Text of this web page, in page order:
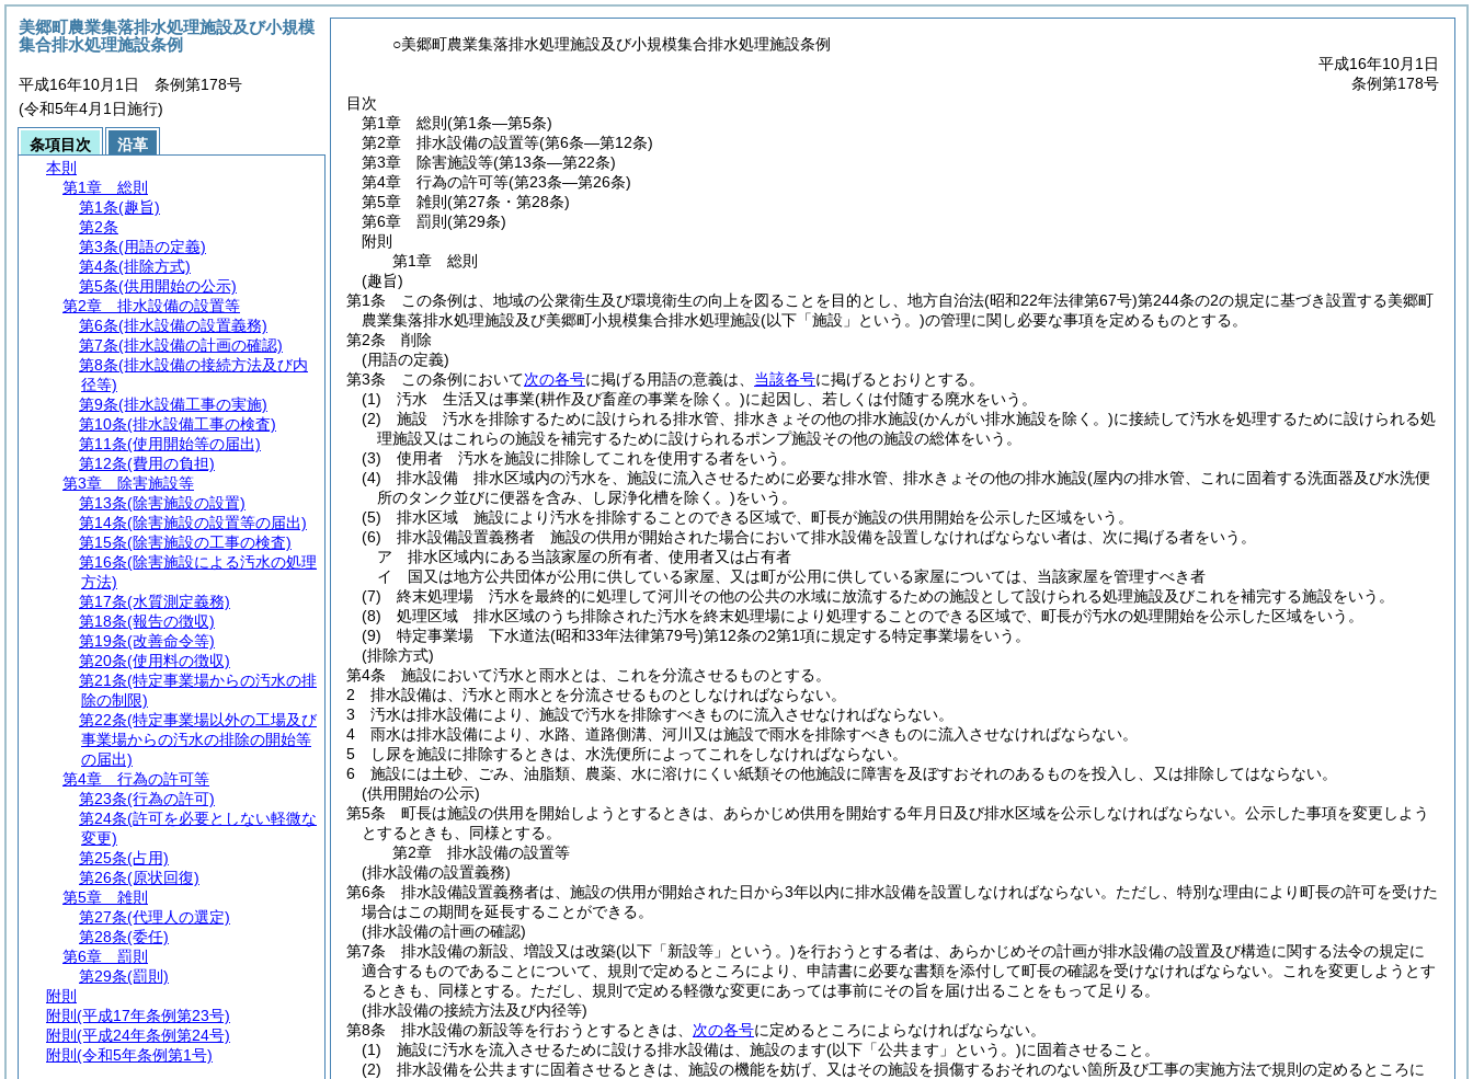
○美郷町農業集落排水処理施設及び小規模集合排水処理施設条例
平成16年10月1日
条例第178号
目次
第1章
総則 (第1条―第5条)
第2章
排水設備の設置等(第6条―第12条)
第3章
除害施設等(第13条―第22条)
第4章
行為の許可等(第23条―第26条)
第5章
雑則 (第27条・第28条)
第6章
罰則 (第29条)
附則
第1章
総則
(趣旨)
第1条
この条例は、地域の公衆衛生及び環境衛生の向上を図ることを目的とし、地方自治法(昭和22年法律第67号)第244条の2の規定に基づき設置する美郷町
農業集落排水処理施設及び美郷町小規模集合排水処理施設(以下「施設」という。)の管理に関し必要な事項を定めるものとする。
第2条
削除
(用語の定義)
第3条
この条例において次の各号に掲げる用語の意義は、 当該各号に掲げるとおりとする。
(1)
汚水 生活又は事業(耕作及び畜産の事業を除く。)に起因し、若しくは付随する廃水をいう。
(2)
施設 汚水を排除するために設けられる排水管、排水きょその他の排水施設(かんがい排水施設を除く。)に接続して汚水を処理するために設けられる処
理施設又はこれらの施設を補完するために設けられるポンプ施設その他の施設の総体をいう。
(3)
使用者 汚水を施設に排除してこれを使用する者をいう。
(4)
排水設備 排水区域内の汚水を、施設に流入させるために必要な排水管、排水きょその他の排水施設(屋内の排水管、これに固着する洗面器及び水洗便
所のタンク並びに便器を含み、し尿浄化槽を除く。)をいう。
(5)
排水区域 施設により汚水を排除することのできる区域で、町長が施設の供用開始を公示した区域をいう。
(6)
排水設備設置義務者 施設の供用が開始された場合において排水設備を設置しなければならない者は、次に掲げる者をいう。
ア
排水区域内にある当該家屋の所有者、使用者又は占有者
イ
国又は地方公共団体が公用に供している家屋、又は町が公用に供している家屋については、当該家屋を管理すべき者
(7)
終末処理場 汚水を最終的に処理して河川その他の公共の水域に放流するための施設として設けられる処理施設及びこれを補完する施設をいう。
(8)
処理区域 排水区域のうち排除された汚水を終末処理場により処理することのできる区域で、町長が汚水の処理開始を公示した区域をいう。
(9)
特定事業場 下水道法(昭和33年法律第79号)第12条の2第1項に規定する特定事業場をいう。
(排除方式)
第4条
施設において汚水と雨水とは、これを分流させるものとする。
2
排水設備は、汚水と雨水とを分流させるものとしなければならない。
3
汚水は排水設備により、施設で汚水を排除すべきものに流入させなければならない。
4
雨水は排水設備により、水路、道路側溝、河川又は施設で雨水を排除すべきものに流入させなければならない。
5
し尿を施設に排除するときは、水洗便所によってこれをしなければならない。
6
施設には土砂、ごみ、油脂類、農薬、水に溶けにくい紙類その他施設に障害を及ぼすおそれのあるものを投入し、又は排除してはならない。
(供用開始の公示)
第5条
町長は施設の供用を開始しようとするときは、あらかじめ供用を開始する年月日及び排水区域を公示しなければならない。 公示した事項を変更しよう
とするときも、同様とする。
第2章
排水設備の設置等
(排水設備の設置義務)
第6条
排水設備設置義務者は、施設の供用が開始された日から3年以内に排水設備を設置しなければならない。 ただし、特別な理由により町長の許可を受けた
場合はこの期間を延長することができる。
(排水設備の計画の確認)
第7条
排水設備の新設、増設又は改築(以下「新設等」という。)を行おうとする者は、あらかじめその計画が排水設備の設置及び構造に関する法令の規定に
適合するものであることについて、規則で定めるところにより、申請書に必要な書類を添付して町長の確認を受けなければならない。
これを変更しようとす
るときも、同様とする。 ただし、規則で定める軽微な変更にあっては事前にその旨を届け出ることをもって足りる。
(排水設備の接続方法及び内径等)
第8条
排水設備の新設等を行おうとするときは、 次の各号に定めるところによらなければならない。
(1)
施設に汚水を流入させるために設ける排水設備は、施設のます(以下「公共ます」という。)に固着させること。
(2)
排水設備を公共ますに固着させるときは、施設の機能を妨げ、又はその施設を損傷するおそれのない箇所及び工事の実施方法で規則の定めるところに
美郷町農業集落排水処理施設及び小規模
集合排水処理施設条例
平成16年10月1日 条例第178号
(令和5年4月1日施行)
条項目次
沿革
本則
第1章
総則
第1条(趣旨)
第2条
第3条(用語の定義)
第4条(排除方式)
第5条(供用開始の公示)
第2章
排水設備の設置等
第6条(排水設備の設置義務)
第7条(排水設備の計画の確認)
第8条(排水設備の接続方法及び内
径等)
第9条(排水設備工事の実施)
第10条(排水設備工事の検査)
第11条(使用開始等の届出)
第12条(費用の負担)
第3章
除害施設等
第13条(除害施設の設置)
第14条(除害施設の設置等の届出)
第15条(除害施設の工事の検査)
第16条(除害施設による汚水の処理
方法)
第17条(水質測定義務)
第18条(報告の徴収)
第19条(改善命令等)
第20条(使用料の徴収)
第21条(特定事業場からの汚水の排
除の制限)
第22条(特定事業場以外の工場及び
事業場からの汚水の排除の開始等
の届出)
第4章
行為の許可等
第23条(行為の許可)
第24条(許可を必要としない軽微な
変更)
第25条(占用)
第26条(原状回復)
第5章
雑則
第27条(代理人の選定)
第28条(委任)
第6章
罰則
第29条(罰則)
附則
附則 (平成17年条例第23号)
附則 (平成24年条例第24号)
附則 (令和5年条例第1号)